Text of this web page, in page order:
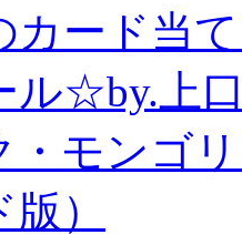
カード当
ル☆by.上
・モンゴ
）